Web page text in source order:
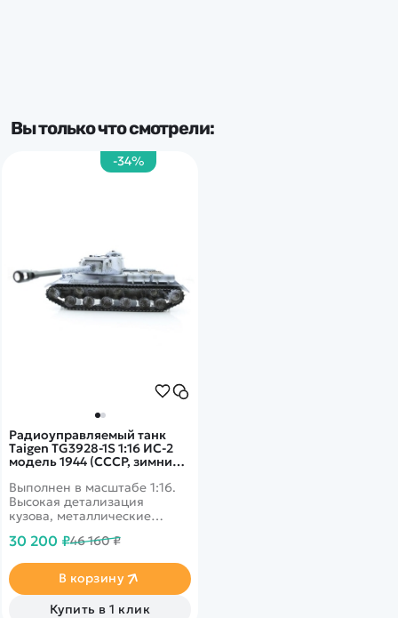
Вы только что смотрели:
-34%
Радиоуправляемый танк
Taigen TG3928-1S 1:16 ИС-2
модель 1944 (СССР, зимний,
Выполнен в масштабе 1:16.
Высокая детализация
кузова, металлические
Поворотная башня со
дымовые и звуковые
эффекты. Оригинальная
деревянная коробка.
30 200 ₽46 160 ₽
В корзину
Купить в 1 клик